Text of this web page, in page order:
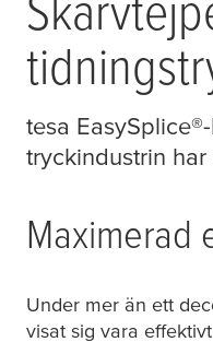
tesa
tryckindustrin
Maximerad
Under mer än ett
visat sig vara